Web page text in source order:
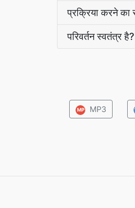
प्रक्रिया करने का
परिवर्तन स्वतंत्र है?
MP MP3